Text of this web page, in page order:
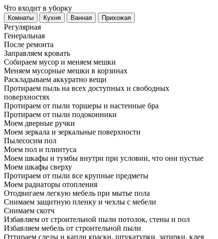
Что входит в уборку
Регу­лярная
Гене­ральная
После ремонта
Заправляем кровать
Собираем мусор и меняем мешки
Меняем мусорные мешки в корзинах
Раскладываем аккуратно вещи
Протираем пыль на всех доступных и свободных
поверхностях
Протираем от пыли торшеры и настенные бра
Протираем от пыли подоконники
Моем дверные ручки
Моем зеркала и зеркальные поверхности
Пылесосим пол
Моем пол и плинтуса
Моем шкафы и тумбы внутри при условии, что они пустые
Моем шкафы сверху
Протираем от пыли все крупные предметы
Моем радиаторы отопления
Отодвигаем легкую мебель при мытье пола
Снимаем защитную пленку и чехлы с мебели
Снимаем скотч
Избавляем от строительной пыли потолок, стены и пол
Избавляем мебель от строительной пыли
Оттираем следы и капли краски, штукатурки, затирки, клея